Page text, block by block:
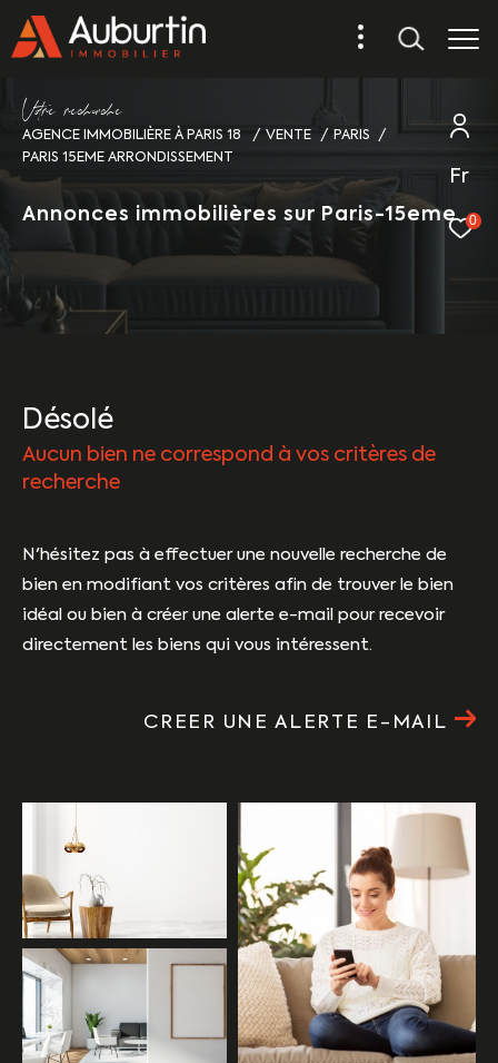
Fr
0
Vore recece
AGENCE IMMOBILIÈRE À PARIS 18 VENTE
PARIS
PARIS 15EME ARRONDISSEMENT
Annonces immobilières sur Paris-15eme
Désolé
Aucun bien ne correspond à vos critères de
recherche
N'hésitez pas à effectuer une nouvelle recherche de
bien en modifiant vos critères afin de trouver le bien
idéal ou bien à créer une alerte e-mail pour recevoir
directement les biens qui vous intéressent.
CREER UNE ALERTE E-MAIL